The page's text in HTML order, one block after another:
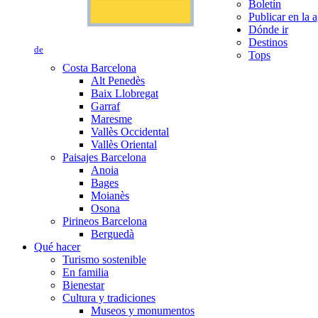
de
Boletín
Publicar en la
Dónde ir
Destinos
Tops
Costa Barcelona
Alt Penedès
Baix Llobregat
Garraf
Maresme
Vallès Occidental
Vallès Oriental
Paisajes Barcelona
Anoia
Bages
Moianès
Osona
Pirineos Barcelona
Berguedà
Qué hacer
Turismo sostenible
En familia
Bienestar
Cultura y tradiciones
Museos y monumentos